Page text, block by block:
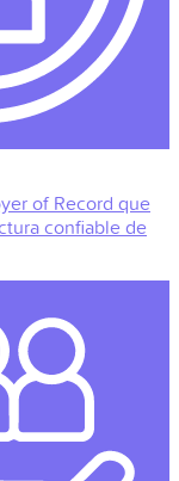
of Record que
confiable de